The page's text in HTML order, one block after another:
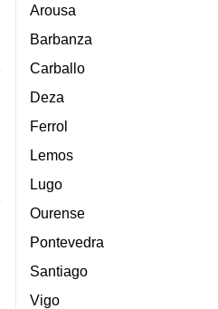
Arousa
Barbanza
Carballo
Deza
Ferrol
Lemos
Lugo
Ourense
Pontevedra
Santiago
Vigo